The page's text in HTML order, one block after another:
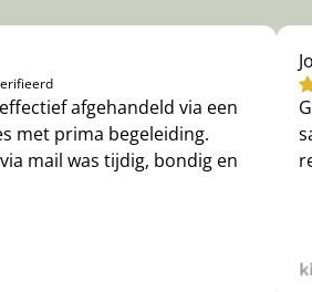
afgehandeld via een
met prima begeleiding.
mail was tijdig, bondig en